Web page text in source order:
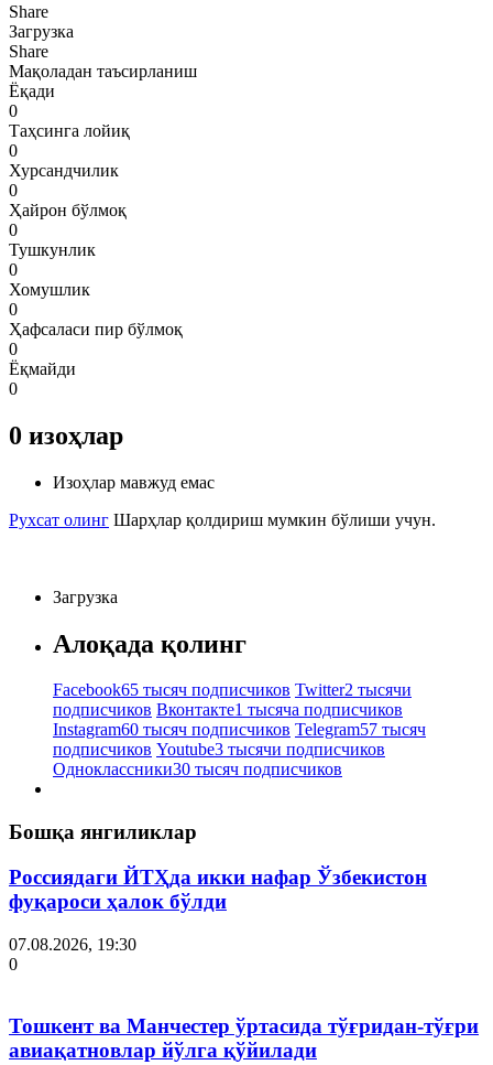
Share
Загрузка
Share
Мақоладан таъсирланиш
Ёқади
0
Таҳсинга лойиқ
0
Хурсандчилик
0
Ҳайрон бўлмоқ
0
Тушкунлик
0
Хомушлик
0
Ҳафсаласи пир бўлмоқ
0
Ёқмайди
0
0 изоҳлар
Изоҳлар мавжуд емас
Рухсат олинг Шарҳлар қолдириш мумкин бўлиши учун.
Загрузка
Алоқада қолинг
Facebook65 тысяч подписчиков Twitter2 тысячи
подписчиков Вконтакте1 тысяча подписчиков
Instagram60 тысяч подписчиков Telegram57 тысяч
подписчиков Youtube3 тысячи подписчиков
Одноклассники30 тысяч подписчиков
Бошқа янгиликлар
Россиядаги ЙТҲда икки нафар Ўзбекистон
фуқароси ҳалок бўлди
07.08.2026, 19:30
0
Тошкент ва Манчестер ўртасида тўғридан-тўғри
авиақатновлар йўлга қўйилади